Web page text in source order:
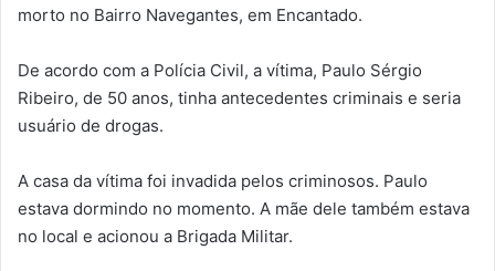
morto no Bairro Navegantes, em Encantado.
De acordo com a Polícia Civil, a vítima, Paulo Sérgio
Ribeiro, de 50 anos, tinha antecedentes criminais e seria
usuário de drogas.
A casa da vítima foi invadida pelos criminosos. Paulo
estava dormindo no momento. A mãe dele também estava
no local e acionou a Brigada Militar.